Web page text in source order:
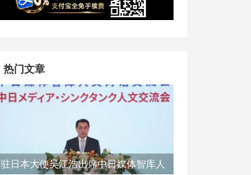
热门文章
驻日本大使吴江浩出席中日媒体智库人